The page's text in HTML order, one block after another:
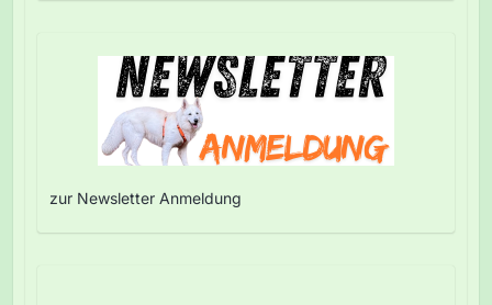
zur Newsletter Anmeldung